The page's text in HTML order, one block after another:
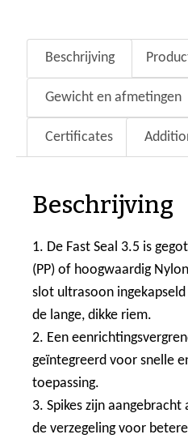
Beschrijving
Gewicht en afmetingen
Certificates
Beschrijving
1. De Fast Seal 3.5 is
(PP) of hoogwaardig
slot ultrasoon
de lange, dikke riem.
2. Een
geïntegreerd voor snelle
toepassing.
3. Spikes zijn
de verzegeling voor